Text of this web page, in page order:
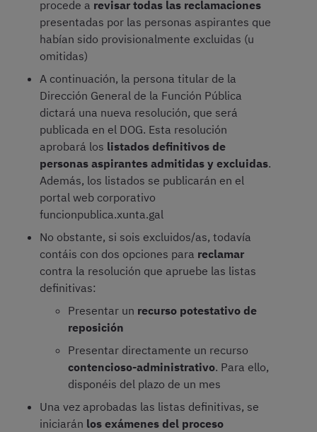
procede a revisar todas las reclamaciones
presentadas por las personas aspirantes que
habían sido provisionalmente excluidas (u
omitidas)
A continuación, la persona titular de la
Dirección General de la Función Pública
dictará una nueva resolución, que será
publicada en el DOG. Esta resolución
aprobará los listados definitivos de
personas aspirantes admitidas y excluidas.
Además, los listados se publicarán en el
portal web corporativo
funcionpublica.xunta.gal
No obstante, si sois excluidos/as, todavía
contáis con dos opciones para reclamar
contra la resolución que apruebe las listas
definitivas:
Presentar un recurso potestativo de
reposición
Presentar directamente un recurso
contencioso-administrativo. Para ello,
disponéis del plazo de un mes
Una vez aprobadas las listas definitivas, se
iniciarán los exámenes del proceso